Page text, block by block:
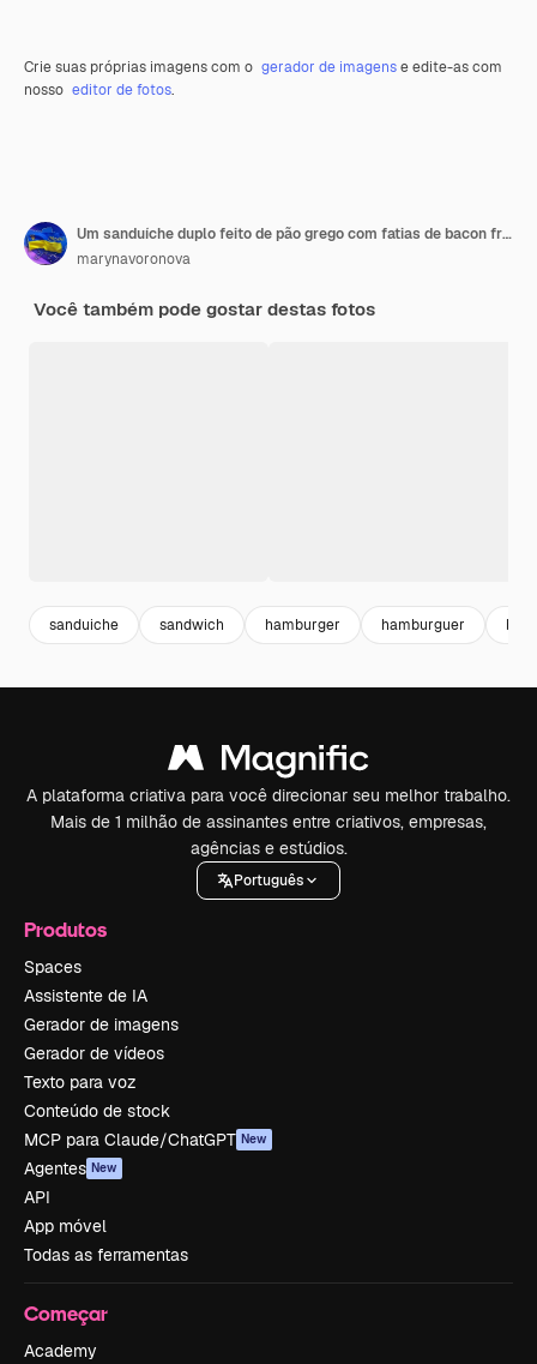
Crie suas próprias imagens com o gerador de imagense edite-as com
nosso editor de fotos.
Um sanduíche duplo feito de pão grego com fatias de bacon frito e peito de frango cozido
marynavoronova
Você também pode gostar destas fotos
sanduiche sandwich hamburger hamburguer
A plataforma criativa para você direcionar seu melhor trabalho.
Mais de 1 milhão de assinantes entre criativos, empresas,
agências e estúdios.
Português
Produtos
Spaces
Assistente de IA
Gerador de imagens
Gerador de vídeos
Texto para voz
Conteúdo de stock
MCP para Claude/ChatGPT New
Agentes New
API
App móvel
Todas as ferramentas
Começar
Academy